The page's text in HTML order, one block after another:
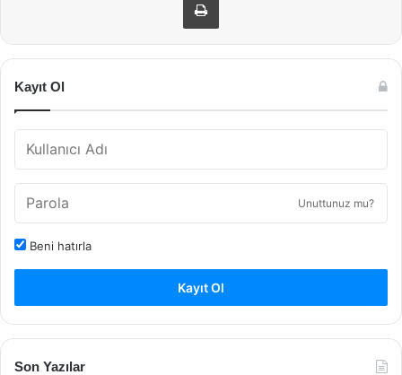
Kayıt Ol
Unuttunuz mu?
Beni hatırla
Kayıt Ol
Son Yazılar